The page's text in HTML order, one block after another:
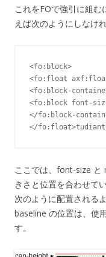
これをFOで強引に組
えば次のようにしなけ
<fo:block>
<fo:float
<fo:block-
<fo:block font-
</fo:block-
</
ここでは、font-size と
きさと位置を合わせて
次のように配置される
baseline の位置は、使
す。